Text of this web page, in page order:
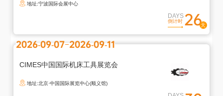
地址:宁波国际会展中心
DAYS
倒计时 26
2026-09-07 2026-09-11
CIMES中国国际机床工具展览会
地址:北京·中国国际展览中心(顺义馆)